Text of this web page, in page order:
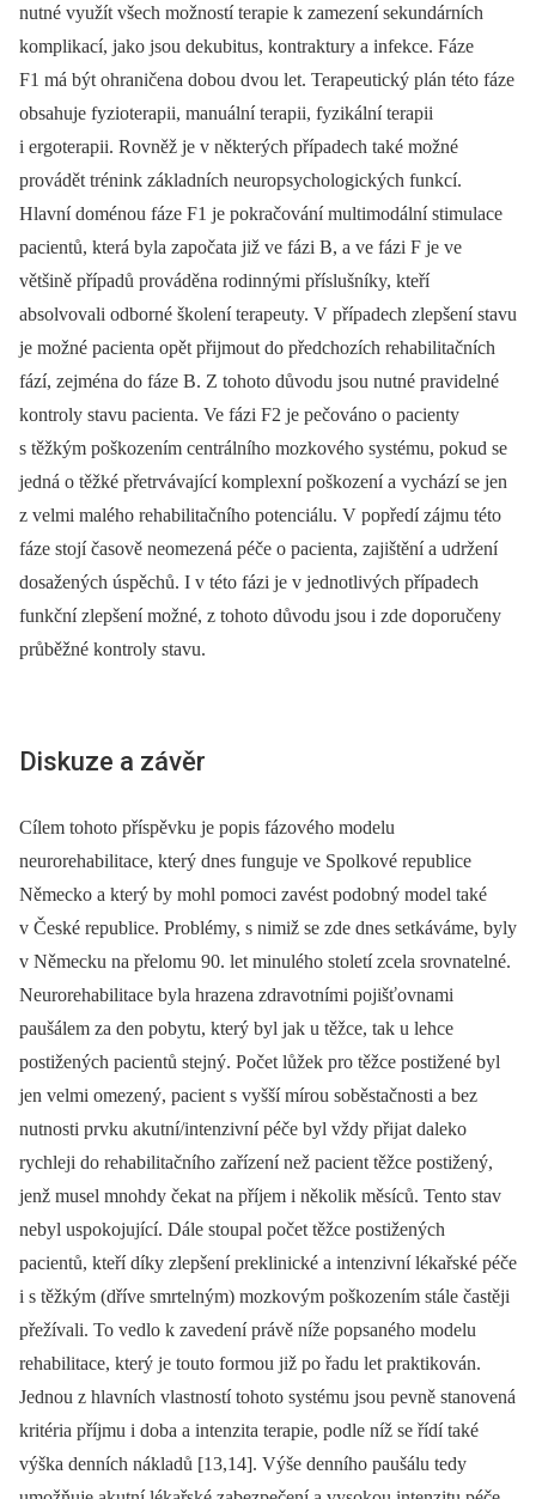
nutné využít všech možností terapie k zamezení sekundárních
komplikací, jako jsou dekubitus, kontraktury a infekce. Fáze
F1 má být ohraničena dobou dvou let. Terapeutický plán této fáze
obsahuje fyzioterapii, manuální terapii, fyzikální terapii
i ergoterapii. Rovněž je v některých případech také možné
provádět trénink základních neuropsychologických funkcí.
Hlavní doménou fáze F1 je pokračování multimodální stimulace
pacientů, která byla započata již ve fázi B, a ve fázi F je ve
většině případů prováděna rodinnými příslušníky, kteří
absolvovali odborné školení terapeuty. V případech zlepšení stavu
je možné pacienta opět přijmout do předchozích rehabilitačních
fází, zejména do fáze B. Z tohoto důvodu jsou nutné pravidelné
kontroly stavu pacienta. Ve fázi F2 je pečováno o pacienty
s těžkým poškozením centrálního mozkového systému, pokud se
jedná o těžké přetrvávající komplexní poškození a vychází se jen
z velmi malého rehabilitačního potenciálu. V popředí zájmu této
fáze stojí časově neomezená péče o pacienta, zajištění a udržení
dosažených úspěchů. I v této fázi je v jednotlivých případech
funkční zlepšení možné, z tohoto důvodu jsou i zde doporučeny
průběžné kontroly stavu.
Diskuze a závěr
Cílem tohoto příspěvku je popis fázového modelu
neurorehabilitace, který dnes funguje ve Spolkové republice
Německo a který by mohl pomoci zavést podobný model také
v České republice. Problémy, s nimiž se zde dnes setkáváme, byly
v Německu na přelomu 90. let minulého století zcela srovnatelné.
Neurorehabilitace byla hrazena zdravotními pojišťovnami
paušálem za den pobytu, který byl jak u těžce, tak u lehce
postižených pacientů stejný. Počet lůžek pro těžce postižené byl
jen velmi omezený, pacient s vyšší mírou soběstačnosti a bez
nutnosti prvku akutní/intenzivní péče byl vždy přijat daleko
rychleji do rehabilitačního zařízení než pacient těžce postižený,
jenž musel mnohdy čekat na příjem i několik měsíců. Tento stav
nebyl uspokojující. Dále stoupal počet těžce postižených
pacientů, kteří díky zlepšení preklinické a intenzivní lékařské péče
i s těžkým (dříve smrtelným) mozkovým poškozením stále častěji
přežívali. To vedlo k zavedení právě níže popsaného modelu
rehabilitace, který je touto formou již po řadu let praktikován.
Jednou z hlavních vlastností tohoto systému jsou pevně stanovená
kritéria příjmu i doba a intenzita terapie, podle níž se řídí také
výška denních nákladů [13,14]. Výše denního paušálu tedy